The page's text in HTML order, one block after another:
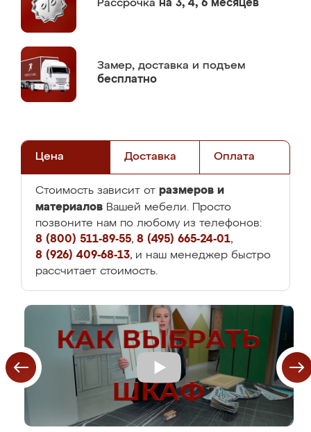
Рассрочка на 3, 4, 6 месяцев
Замер, доставка и подъем
бесплатно
Цена Доставка Оплата
Стоимость зависит от размеров и
материалов Вашей мебели. Просто
позвоните нам по любому из телефонов:
8 (800) 511-89-55, 8 (495) 665-24-01,
8 (926) 409-68-13, и наш менеджер быстро
рассчитает стоимость.